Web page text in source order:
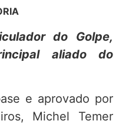
do Golpe,
aliado do
e aprovado por
Michel Temer